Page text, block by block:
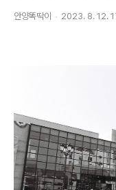
안양똑딱이 2023. 8. 12.